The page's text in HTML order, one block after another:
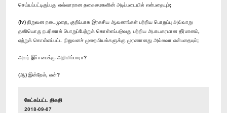
செய்யப்பட்டிருப்பது எவ்வாறான தகைமைகளின் அடிப்படையில் என்பதையும்;
(iv) நிறுவன நடைமுறை, குறிப்பாக இரகசிய ஆவணங்கள் பற்றிய பொறுப்பு அவ்வாறு
தனியொரு நபரினால் பொறுப்பேற்றுக் கொள்ளப்படுவது பற்றிய அபாயகரமான தீர்மானம்,
ஏற்றுக் கொள்ளப்பட்ட நிறுவனச் முறையியல்களுக்கு முரணானது அல்லவா என்பதையும்;
அவர் இச்சபைக்கு அறிவிப்பாரா?
(ஆ) இன்றேல், ஏன்?
கேட்கப்பட்ட திகதி
2018-09-07